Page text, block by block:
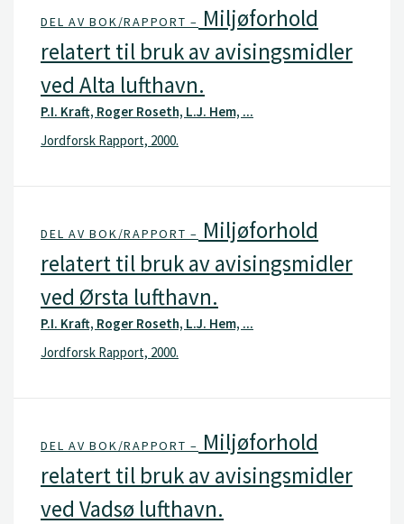
DEL AV BOK/RAPPORT – Miljøforhold
relatert til bruk av avisingsmidler
ved Alta lufthavn.
P.I. Kraft, Roger Roseth, L.J. Hem, ...
Jordforsk Rapport, 2000.
DEL AV BOK/RAPPORT – Miljøforhold
relatert til bruk av avisingsmidler
ved Ørsta lufthavn.
P.I. Kraft, Roger Roseth, L.J. Hem, ...
Jordforsk Rapport, 2000.
DEL AV BOK/RAPPORT – Miljøforhold
relatert til bruk av avisingsmidler
ved Vadsø lufthavn.